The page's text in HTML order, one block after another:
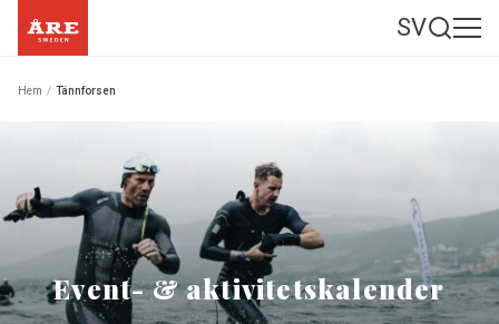
SV
Hem / Tännforsen
Event- & aktivitetskalender